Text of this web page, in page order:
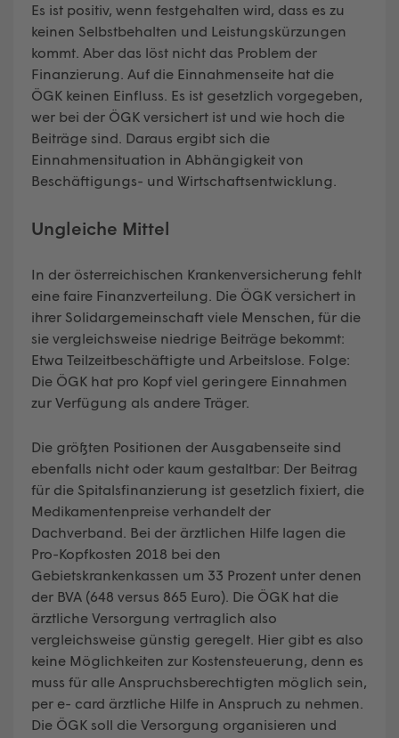
Es ist positiv, wenn festgehalten wird, dass es zu
keinen Selbstbehalten und Leistungskürzungen
kommt. Aber das löst nicht das Problem der
Finanzierung. Auf die Einnahmenseite hat die
ÖGK keinen Einfluss. Es ist gesetzlich vorgegeben,
wer bei der ÖGK versichert ist und wie hoch die
Beiträge sind. Daraus ergibt sich die
Einnahmensituation in Abhängigkeit von
Beschäftigungs- und Wirtschaftsentwicklung.
Ungleiche Mittel
In der österreichischen Krankenversicherung fehlt
eine faire Finanzverteilung. Die ÖGK versichert in
ihrer Solidargemeinschaft viele Menschen, für die
sie vergleichsweise niedrige Beiträge bekommt:
Etwa Teilzeitbeschäftigte und Arbeitslose. Folge:
Die ÖGK hat pro Kopf viel geringere Einnahmen
zur Verfügung als andere Träger.
Die größten Positionen der Ausgabenseite sind
ebenfalls nicht oder kaum gestaltbar: Der Beitrag
für die Spitalsfinanzierung ist gesetzlich fixiert, die
Medikamentenpreise verhandelt der
Dachverband. Bei der ärztlichen Hilfe lagen die
Pro-Kopfkosten 2018 bei den
Gebietskrankenkassen um 33 Prozent unter denen
der BVA (648 versus 865 Euro). Die ÖGK hat die
ärztliche Versorgung vertraglich also
vergleichsweise günstig geregelt. Hier gibt es also
keine Möglichkeiten zur Kostensteuerung, denn es
muss für alle Anspruchsberechtigten möglich sein,
per e- card ärztliche Hilfe in Anspruch zu nehmen.
Die ÖGK soll die Versorgung organisieren und